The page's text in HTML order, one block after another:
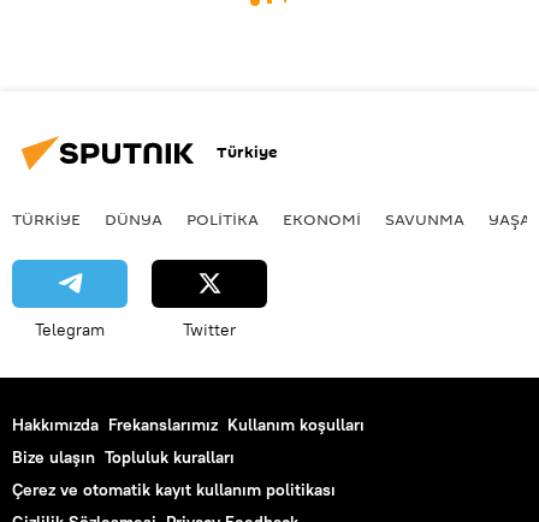
Türkiye
TÜRKIYE DÜNYA POLİTİKA EKONOMİ SAVUNMA
Telegram Twitter
Hakkımızda Frekanslarımız Kullanım koşulları
Bize ulaşın Topluluk kuralları
Çerez ve otomatik kayıt kullanım politikası